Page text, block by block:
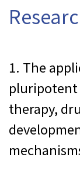
1. The
pluripotent
therapy,